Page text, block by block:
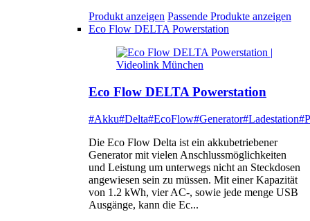
Produkt anzeigen Passende Produkte anzeigen
Eco Flow DELTA Powerstation
Eco Flow DELTA Powerstation
#Akku#Delta#EcoFlow#Generator#Ladestation
Die Eco Flow Delta ist ein akkubetriebener
Generator mit vielen Anschlussmöglichkeiten
und Leistung um unterwegs nicht an Steckdosen
angewiesen sein zu müssen. Mit einer Kapazität
von 1.2 kWh, vier AC-, sowie jede menge USB
Ausgänge, kann die Ec...